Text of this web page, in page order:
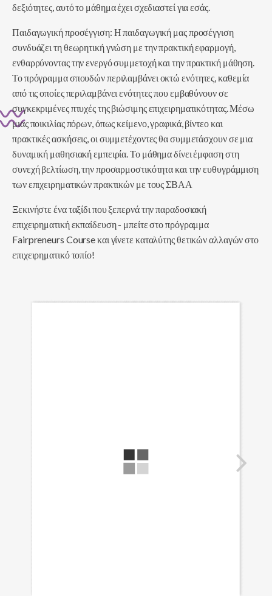
δεξιότητες, αυτό το μάθημα έχει σχεδιαστεί για εσάς.
Παιδαγωγική προσέγγιση: Η παιδαγωγική μας προσέγγιση
συνδυάζει τη θεωρητική γνώση με την πρακτική εφαρμογή,
ενθαρρύνοντας την ενεργό συμμετοχή και την πρακτική μάθηση.
Το πρόγραμμα σπουδών περιλαμβάνει οκτώ ενότητες, καθεμία
από τις οποίες περιλαμβάνει ενότητες που εμβαθύνουν σε
συγκεκριμένες πτυχές της βιώσιμης επιχειρηματικότητας. Μέσω
μιας ποικιλίας πόρων, όπως κείμενο, γραφικά, βίντεο και
πρακτικές ασκήσεις, οι συμμετέχοντες θα συμμετάσχουν σε μια
δυναμική μαθησιακή εμπειρία. Το μάθημα δίνει έμφαση στη
συνεχή βελτίωση, την προσαρμοστικότητα και την ευθυγράμμιση
των επιχειρηματικών πρακτικών με τους ΣΒΑΑ
Ξεκινήστε ένα ταξίδι που ξεπερνά την παραδοσιακή
επιχειρηματική εκπαίδευση - μπείτε στο πρόγραμμα
Fairpreneurs Course και γίνετε καταλύτης θετικών αλλαγών στο
επιχειρηματικό τοπίο!